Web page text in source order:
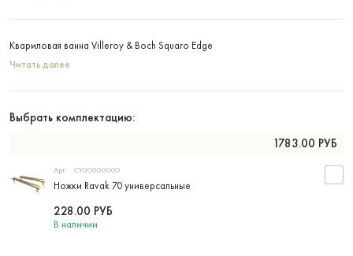
Квариловая ванна Villeroy & Boch Squaro Edge
Читать далее
Выбрать комплектацию:
1783.00 РУБ
Ножки Ravak 70 универсальные
Арт: CY00000000
В наличии
228.00 РУБ